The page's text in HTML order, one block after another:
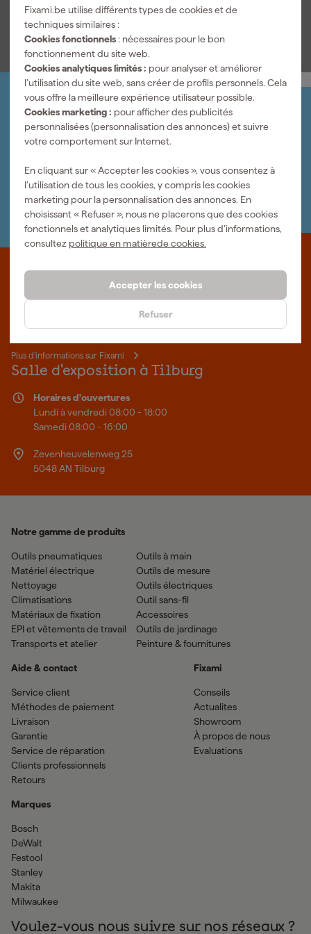
Fixami.be utilise différents types de cookies et de
techniques similaires :
Cookies fonctionnels : nécessaires pour le bon
fonctionnement du site web.
Cookies analytiques limités : pour analyser et améliorer
l’utilisation du site web, sans créer de profils personnels. Cela
vous offre la meilleure expérience utilisateur possible.
Cookies marketing : pour afficher des publicités
personnalisées (personnalisation des annonces) et suivre
votre comportement sur Internet.
En cliquant sur « Accepter les cookies », vous consentez à
l’utilisation de tous les cookies, y compris les cookies
marketing pour la personnalisation des annonces. En
choisissant « Refuser », nous ne placerons que des cookies
fonctionnels et analytiques limités. Pour plus d’informations,
consultez politique en matièrede cookies.
Accepter les cookies
Refuser
dans un étui en tissu robuste qui se déplie entièrement afin que
votre outillage soit directement accessible. Ainsi, vous travaillez
efficacement et de manière contrôlée lors de chaque
changement de pneus ou opération d'entretien sur votre
véhicule.
Voir toutes les caractéristiques
Organisez-le vous-même
Connectez-vous et gérez vos commandes et vos
factures.
Abonnez-vous à la newsletter hebdomadaire
Nous sommes heureux de vous aider
Nous nous ferons un plaisir de vous aider. Contactez l'un
de nos spécialistes.
Que représente Fixami?
Des outils professionnels et des conseils personnalisés : nous
sommes le spécialiste en ligne, quel que soit votre projet. Fixami
fait mieux.
Plus d'informations sur Fixami
Salle d'exposition à Tilburg
Horaires d'ouvertures
Lundi à vendredi 08:00 - 18:00
Samedi 08:00 - 16:00
Zevenheuvelenweg 25
5048 AN Tilburg
Notre gamme de produits
Outils pneumatiques
Matériel électrique
Nettoyage
Climatisations
Matériaux de fixation
EPI et vêtements de travail
Transports et atelier
Outils à main
Outils de mesure
Outils électriques
Outil sans-fil
Accessoires
Outils de jardinage
Peinture & fournitures
Aide & contact
Service client
Méthodes de paiement
Livraison
Garantie
Service de réparation
Clients professionnels
Retours
Marques
Bosch
DeWalt
Festool
Stanley
Makita
Milwaukee
Fixami
Conseils
Actualites
Showroom
À propos de nous
Evaluations
Voulez-vous nous suivre sur nos réseaux ?